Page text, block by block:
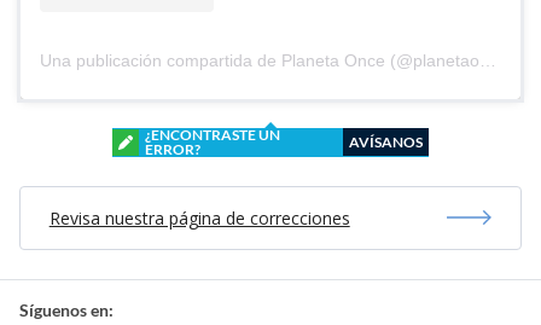
¿ENCONTRASTE UN
ERROR?
AVÍSANOS
Revisa nuestra página de correcciones
Síguenos en: